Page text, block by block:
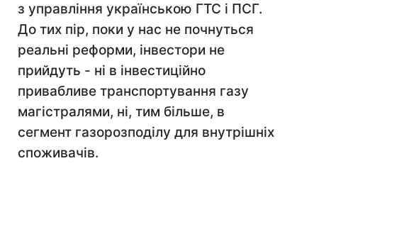
з управління українською ГТС і ПСГ.
До тих пір, поки у нас не почнуться
реальні реформи, інвестори не
прийдуть - ні в інвестиційно
привабливе транспортування газу
магістралями, ні, тим більше, в
сегмент газорозподілу для внутрішніх
споживачів.